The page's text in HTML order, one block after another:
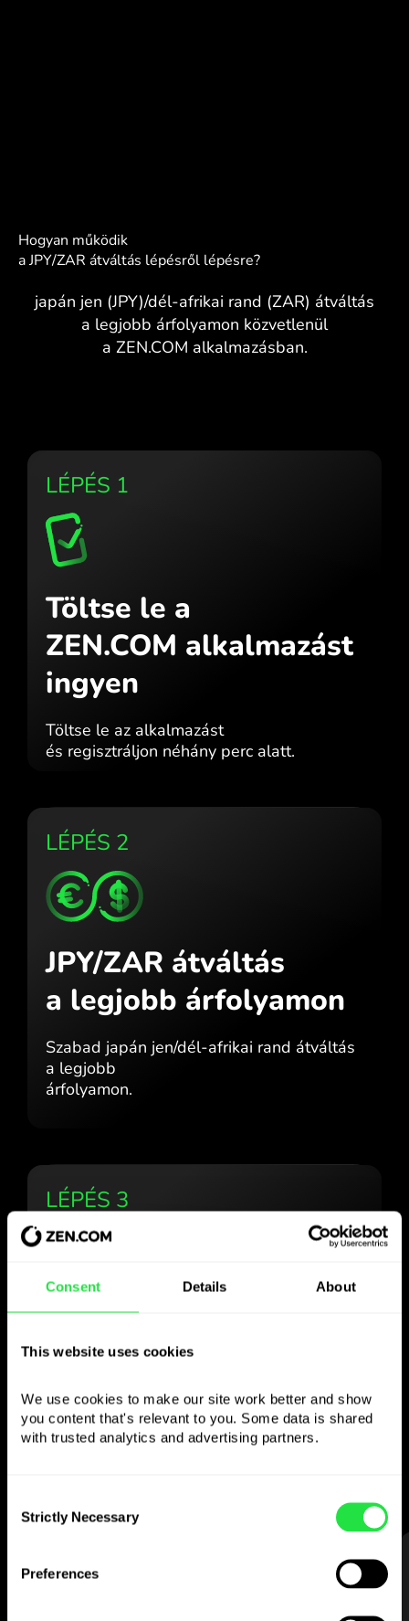
Consent Details About
This website uses cookies
We use cookies to make our site work better and show
you content that's relevant to you. Some data is shared
with trusted analytics and advertising partners.
Selection
Strictly Necessary
Preferences
Hogyan működik
a JPY/ZAR átváltás lépésről lépésre?
japán jen (JPY)/dél-afrikai rand (ZAR) átváltás
a legjobb árfolyamon közvetlenül
a ZEN.COM alkalmazásban.
LÉPÉS 1
Töltse le a
ZEN.COM alkalmazást
ingyen
Töltse le az alkalmazást
és regisztráljon néhány perc alatt.
LÉPÉS 2
JPY/ZAR átváltás
a legjobb árfolyamon
Szabad japán jen/dél-afrikai rand átváltás
a legjobb
árfolyamon.
LÉPÉS 3
Használja a választott
pénznemet
ahogy szeretné
Küldjön pénzt külföldre,
— egyszerűen és stresszmentesen.
LÉPÉS 1